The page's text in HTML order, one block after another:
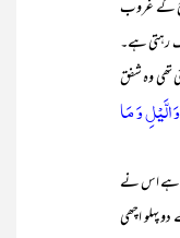
کے غروب
رہتی ہے۔
تھی وہ شفق
بِالشَّفَقِ ﴿ۙ۱۶﴾وَ الَّیۡلِ وَ مَا
اس نے
پہلو اچھی